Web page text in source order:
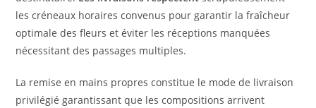
les créneaux horaires convenus pour garantir la fraîcheur
optimale des fleurs et éviter les réceptions manquées
nécessitant des passages multiples.
La remise en mains propres constitue le mode de livraison
privilégié garantissant que les compositions arrivent